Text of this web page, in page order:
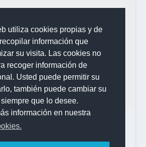
utiliza cookies propias y de
información que
su visita. Las cookies no
recoger información de
Usted puede permitir su
también puede cambiar su
que lo desee.
información en nuestra